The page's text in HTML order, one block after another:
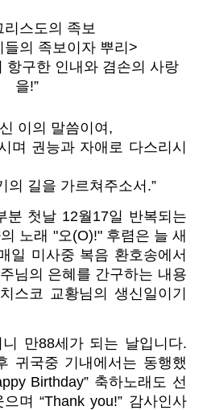
리스도의 족보
의 족보이자 뿌리>
항구한 인내와 겸손의 사랑
을!”
이의 말씀이여,
며 권능과 자애로 다스리시
의 길을 가르쳐주소서.”
분 첫날 12월17일 반복되는
노래 "오(O)!" 후렴은 늘 새
일 미사중 복음 환호송에서
님의 은혜를 간구하는 내용
스코 교황님의 생신일이기
니 만88세가 되는 날입니다.
귀국중 기내에서는 동행했
Birthday” 축하노래도 선
며 “Thank you!” 감사인사